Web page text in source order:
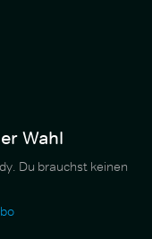
Wahl
Du brauchst keinen